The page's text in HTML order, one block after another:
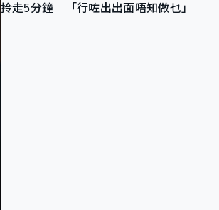
拎走5分鐘 「行咗出出面唔知做乜」